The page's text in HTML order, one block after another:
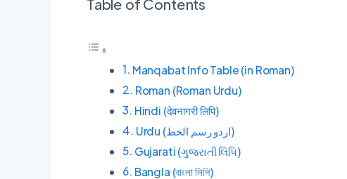
Table of Contents
Manqabat Info Table (in Roman)
Roman (Roman Urdu)
Hindi (देवनागरी लिपि)
Urdu (اردو رسم الخط)
Gujarati (ગુજરાતી લિપિ)
Bangla (বাংলা লিপি)